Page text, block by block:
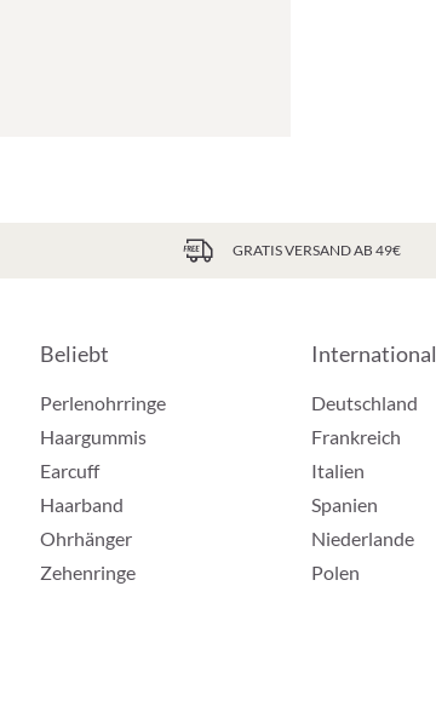
GRATIS VERSAND AB 49€
Beliebt
Perlenohrringe
Haargummis
Earcuff
Haarband
Ohrhänger
Zehenringe
International
Deutschland
Frankreich
Italien
Spanien
Niederlande
Polen